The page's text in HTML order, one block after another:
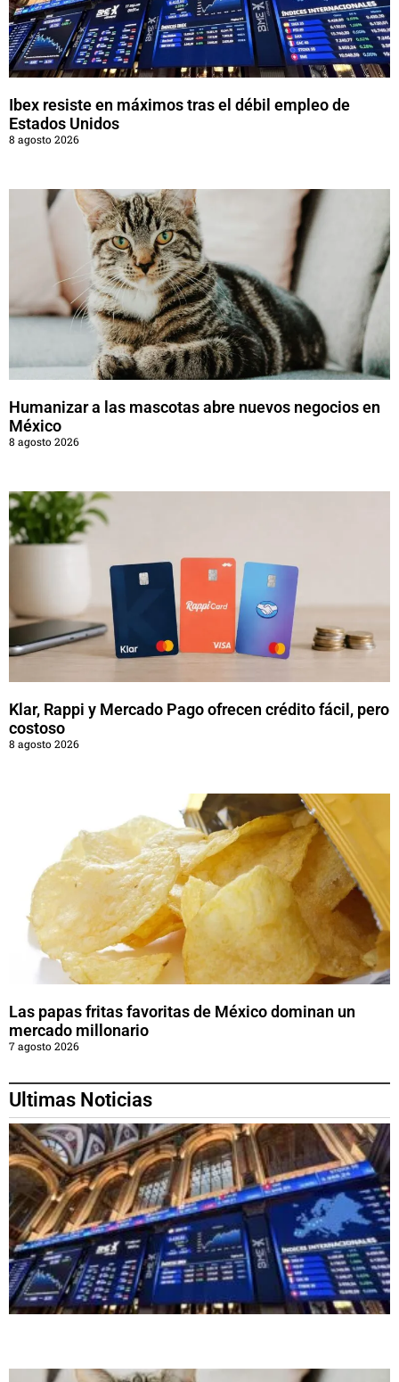
Ibex resiste en máximos tras el débil empleo de
Estados Unidos
8 agosto 2026
Humanizar a las mascotas abre nuevos negocios en
México
8 agosto 2026
Klar, Rappi y Mercado Pago ofrecen crédito fácil, pero
costoso
8 agosto 2026
Las papas fritas favoritas de México dominan un
mercado millonario
7 agosto 2026
Ultimas Noticias